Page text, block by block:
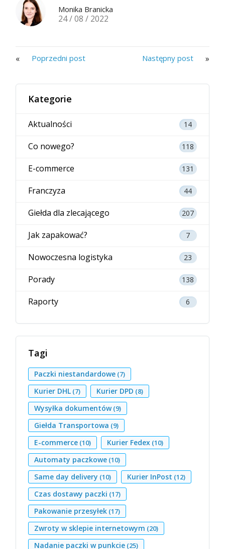
Monika Branicka
24 / 08 / 2022
Poprzedni post
« Następny post »
Kategorie
Aktualności 14
Co nowego? 118
E-commerce 131
Franczyza 44
Giełda dla zlecającego 207
Jak zapakować? 7
Nowoczesna logistyka 23
Porady 138
Raporty 6
Tagi
Paczki niestandardowe (7)
Kurier DHL (7) Kurier DPD (8)
Wysyłka dokumentów(9)
Giełda Transportowa (9)
E-commerce (10) Kurier Fedex (10)
Automaty paczkowe (10)
Same day delivery (10) Kurier InPost (12)
Czas dostawy paczki (17)
Pakowanie przesyłek (17)
Zwroty w sklepie internetowym (20)
Nadanie paczki w punkcie (25)